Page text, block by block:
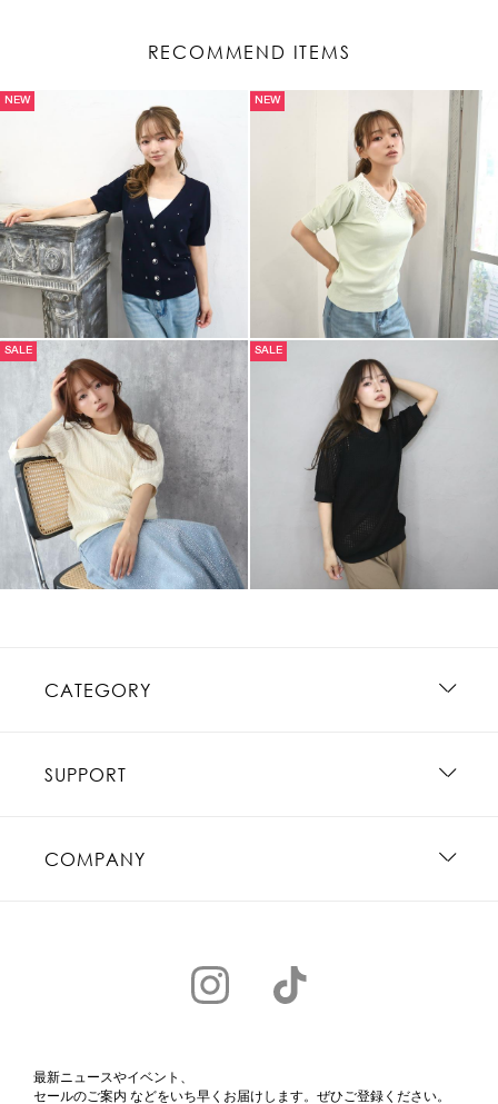
RECOMMEND ITEMS
NEW NEW
SALE SALE
CATEGORY
SUPPORT
COMPANY
最新ニュースやイベント、
セールのご案内 などをいち早くお届けします。ぜひご登録ください。